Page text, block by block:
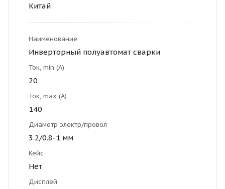
Китай
Наименование
Инверторный полуавтомат сварки
Ток, min (А)
20
Ток, max (А)
140
Диаметр электр/провол
3.2/0.8-1 мм
Кейс
Нет
Дисплей